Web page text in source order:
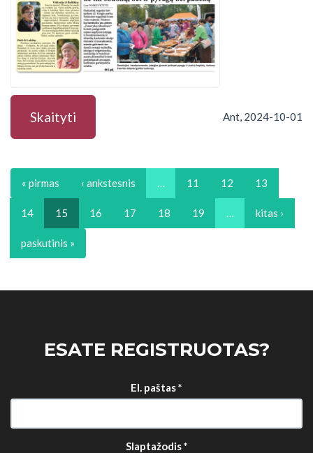
Skaityti Ant, 2024-10-01
« pirmas ‹ ankstesnis 11 12 13
14 15 16 17 18 19 kitas ›
paskutinis »
ESATE REGISTRUOTAS?
El. paštas*
Slaptažodis*